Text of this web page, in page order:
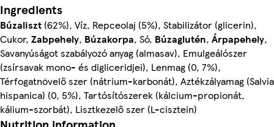
Ingredients
Búzaliszt (62%), Víz, Repceolaj (5%), Stabilizátor (glicerin),
Cukor, Zabpehely, Búzakorpa, Só, Búzaglutén, Árpapehely,
Savanyúságot szabályozó anyag (almasav), Emulgeálószer
(zsírsavak mono- és digliceridjei), Lenmag (0, 7%),
Térfogatnövelő szer (nátrium-karbonát), Aztékzályamag (Salvia
hispanica) (0, 5%), Tartósítószerek (kálcium-propionát,
kálium-szorbát), Lisztkezelő szer (L-cisztein)